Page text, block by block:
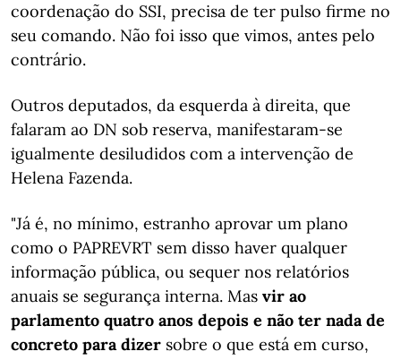
coordenação do SSI, precisa de ter pulso firme no
seu comando. Não foi isso que vimos, antes pelo
contrário.
Outros deputados, da esquerda à direita, que
falaram ao DN sob reserva, manifestaram-se
igualmente desiludidos com a intervenção de
Helena Fazenda.
"Já é, no mínimo, estranho aprovar um plano
como o PAPREVRT sem disso haver qualquer
informação pública, ou sequer nos relatórios
anuais se segurança interna. Mas vir ao
parlamento quatro anos depois e não ter nada de
concreto para dizer sobre o que está em curso,